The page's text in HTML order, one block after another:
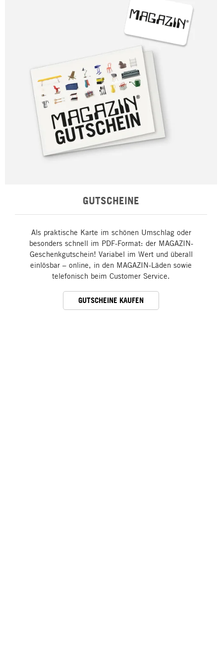
GUTSCHEINE
Als praktische Karte im schönen Umschlag oder
besonders schnell im PDF-Format: der MAGAZIN-
Geschenkgutschein! Variabel im Wert und überall
einlösbar – online, in den MAGAZIN-Läden sowie
telefonisch beim Customer Service.
GUTSCHEINE KAUFEN